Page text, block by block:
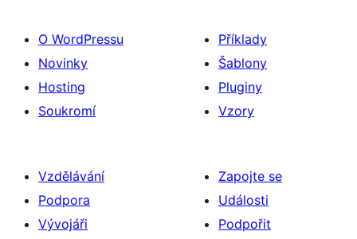
O WordPressu
Novinky
Hosting
Soukromí
Příklady
Šablony
Pluginy
Vzory
Vzdělávání
Podpora
Vývojáři
Zapojte se
Události
Podpořit